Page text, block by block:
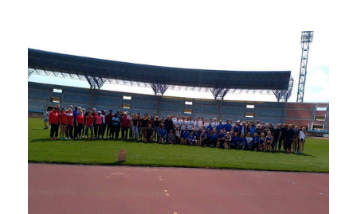
2012
2011
2010
2006